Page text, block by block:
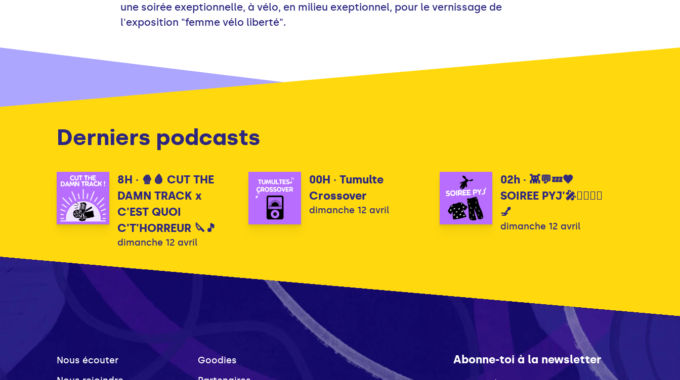
une soirée exeptionnelle, à vélo, en milieu exeptionnel, pour le vernissage de
l'exposition "femme vélo liberté".
Derniers podcasts
8H · 🍿🩸 CUT THE
DAMN TRACK x
C'EST QUOI
C'T'HORREUR 🔪🎵
dimanche 12 avril
00H · Tumulte
Crossover
dimanche 12 avril
02h · 👾💬💤🧡
SOIREE PYJ'🎤💁‍♀️💁‍♂️
💅
dimanche 12 avril
Nous écouter
Goodies
Abonne-toi à la newsletter